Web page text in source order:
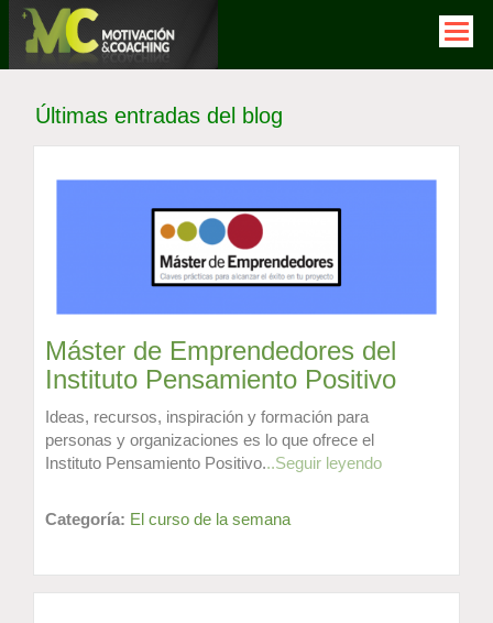
Pasar
contenido
Últimas entradas del blog
Máster de Emprendedores del
Instituto Pensamiento Positivo
Ideas, recursos, inspiración y formación para
personas y organizaciones es lo que ofrece el
Instituto Pensamiento Positivo...Seguir leyendo
Categoría: El curso de la semana